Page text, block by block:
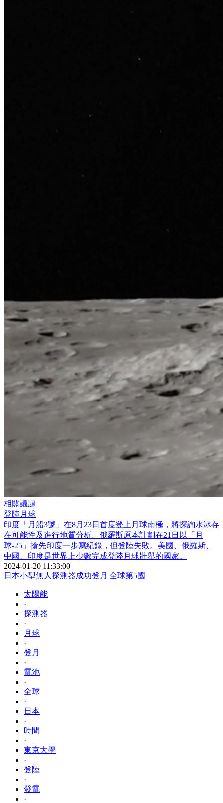
相關議題
登陸月球
印度「月船3號」在8月23日首度登上月球南極，將探詢水冰存
在可能性及進行地質分析。俄羅斯原本計劃在21日以「月
球-25」搶先印度一步寫紀錄，但登陸失敗。美國、俄羅斯、
中國、印度是世界上少數完成登陸月球壯舉的國家。
2024-01-20 11:33:00
日本小型無人探測器成功登月 全球第5國
太陽能
·
探測器
·
月球
·
登月
·
電池
·
全球
·
日本
·
時間
·
東京大學
·
登陸
·
發電
·